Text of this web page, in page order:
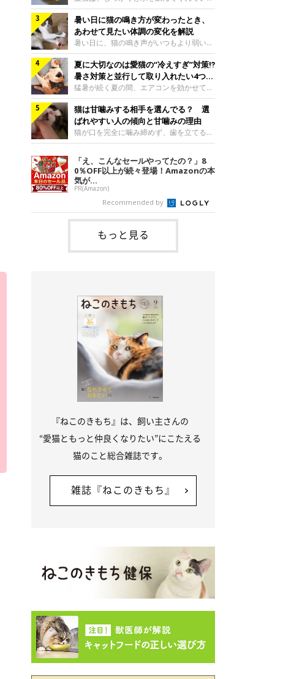
中の暑さから猫を守るために準備したいこ
とや、帰宅後に見たいサインなどについ
て、ねこのきもち獣医師相談室の岡本りさ
先生に伺いました。 留守中は室温が急に
上がることがあるねこのきもち投稿写真ギ
ャラリー夏の日中は、エアコンが切れると
室温が急に上昇する場合があります。猫は
自分で涼しい場所を探すのが得意ですが、
部屋全体が暑くなれ
すか？ 夏場はエアコンで室内が涼しいこ
ともあり、猫があまり水を飲まないこと
も。積極的に水分を摂らせるためには、給
水方法を見直したり、フードから水分を摂
らせたりする方法があります。今回は獣医
師の重本仁先生に、猫に水分を摂らせるた
めにできるためできる工夫を教えていただ
きました。ボウルの高さを愛猫の好みにね
このきもち投稿写真ギャラリー水飲みボウ
ルの高さは、猫が飲むときに頭が胃より下
にならないように設定すると飲みやすいで
しょう。首を深く折り曲げずに済むため、
関節や食道への負
暑い日に猫の鳴き方が変わったとき、
あわせて見たい体調の変化を解説
暑い日に、猫の鳴き声がいつもより弱い、
かすれる、しつこく鳴くなど、ふだんと違
って聞こえることがあります。 そんなと
き、あわせてどのような様子を確認したら
よいのでしょうか。暑い日に猫の鳴き方が
変わるときの見方や注意したい体調の変化
などについて、ねこのきもち獣医師相談室
の山口みき先生に伺いました。 鳴き方の
変化だけで判断せず、全身の様子も確認し
てねこのきもち投稿写真ギャラリー猫の鳴
ように見えることがあります。 ただ、鳴
き声だけで原因を決めるのは難しく、体調
や環境の変化を
夏に大切なのは愛猫の“冷えすぎ”対策⁉
暑さ対策と並行して取り入れたい4つの
工夫
猛暑が続く夏の間、エアコンを効かせて室
内を冷やしますよね。しかし、人にとって
は快適な温度でも、猫にとっては温度が低
すぎることも。暑さ対策と並行して、冷え
すぎ対策もしっかりと行うことが大切で
す。今回は獣医師の重本仁先生に、猫の冷
ました。（1） 冷房の効いていない部屋に
行き来できるようにするねこのきもち投稿
写真ギャラリー猫が寒いと感じたときに、
冷気から逃れる「逃げ場」を用意しておき
ましょう。冷房の効いていない部屋や廊下
へも自由に行き来できるように、ドアは猫
が通れる程度に
猫は甘噛みする相手を選んでる？ 選
ばれやすい人の傾向と甘噛みの理由
猫が口を完全に噛み締めず、歯を立てる程
度に噛む“甘噛み”。遊びやスキンシップの
ときに繰り出すことがありますが、同じ家
族でも噛まれる頻度に違いがあると感じる
ことも。ねこのきもちWEB MAGAZINEで
は、飼い主さんたちにアンケートを実施
し、愛猫が甘噛みする相手を選んでいると
感じる状況を教えてもらいました。また、
ねこのきもち獣医師相談室の原駿太朗先生
には、実際に猫は甘噛みする相手を選んで
いるのか、その真相をお聞きします。約6
割の飼い主さんが「甘噛みする相手を選ん
「え、こんなセールやってたの？」8
0％OFF以上が続々登場！Amazonの本
気が...
PR(Amazon)
Recommended by
もっと見る
『ねこのきもち』は、飼い主さんの
“愛猫ともっと仲良くなりたい”にこたえる
猫のこと総合雑誌です。
雑誌『ねこのきもち』